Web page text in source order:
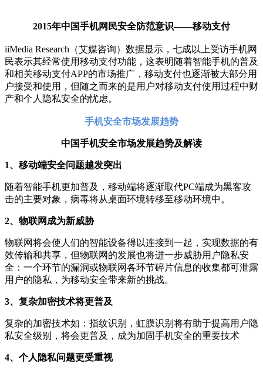
2015年中国手机网民安全防范意识——移动支付
iiMedia Research（艾媒咨询）数据显示，七成以上受访手机网
民表示其经常使用移动支付功能，这表明随着智能手机的普及
和相关移动支付APP的市场推广，移动支付也逐渐被大部分用
户接受和使用，但随之而来的是用户对移动支付使用过程中财
产和个人隐私安全的忧虑。
手机安全市场发展趋势
中国手机安全市场发展趋势及解读
1、 移动端安全问题越发突出
随着智能手机更加普及，移动端将逐渐取代PC端成为黑客攻
击的主要对象，病毒将从桌面环境转移至移动环境中。
2、物联网成为新威胁
物联网将会使人们的智能设备得以连接到一起，实现数据的有
效传输和共享，但物联网的发展也将进一步威胁用户隐私安
全：一个环节的漏洞或物联网各环节碎片信息的收集都可泄露
用户的隐私，为移动安全带来新的挑战。
3、复杂加密技术将更普及
复杂的加密技术如：指纹识别，虹膜识别将有助于提高用户隐
私安全级别，将会更普及，成为加固手机安全的重要技术
4、个人隐私问题更受重视